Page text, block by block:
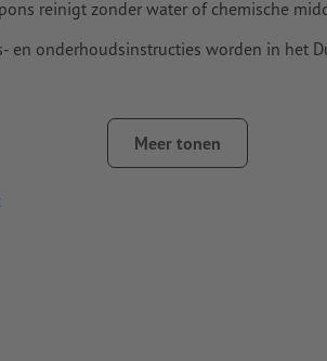
reinigt zonder water of chemische
en onderhoudsinstructies worden in het
Meer tonen